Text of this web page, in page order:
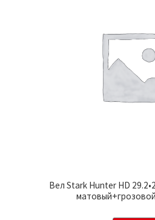
Вел Stark Hunter HD